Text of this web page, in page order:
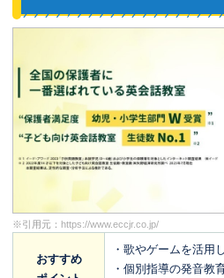
※引用元： https://www.eccjr.co.jp/
おすすめ
・歌やゲームを活用
・個別指導の発音教